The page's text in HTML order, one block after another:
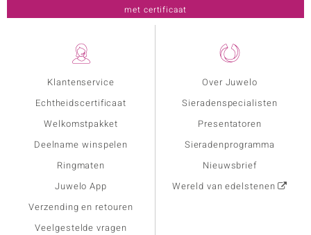
Klantenservice
Echtheidscertificaat
Welkomstpakket
Deelname winspelen
Ringmaten
Juwelo App
Verzending en retouren
Veelgestelde vragen
Over Juwelo
Sieradenspecialisten
Presentatoren
Sieradenprogramma
Nieuwsbrief
Wereld van edelstenen
met certificaat